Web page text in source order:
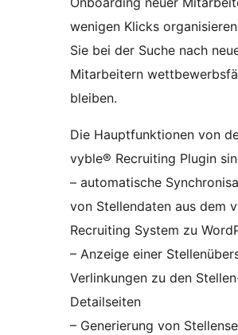
wenigen Klicks
Sie bei der Suche nach
Mitarbeitern
bleiben.
Die Hauptfunktionen von
vyble® Recruiting Plugin
– automatische
von Stellendaten aus dem
Recruiting System zu
– Anzeige einer
Verlinkungen zu den
Detailseiten
– Generierung von